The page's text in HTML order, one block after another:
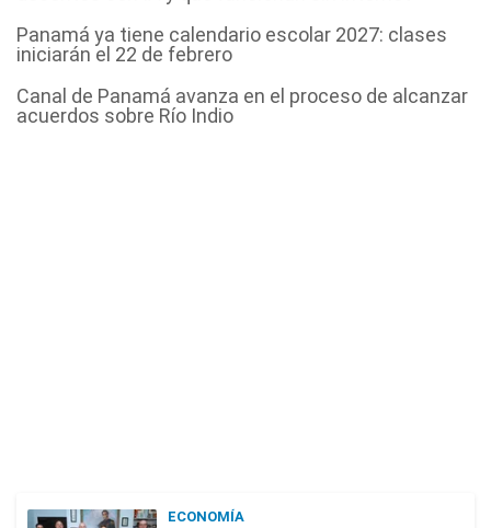
Panamá ya tiene calendario escolar 2027: clases
iniciarán el 22 de febrero
Canal de Panamá avanza en el proceso de alcanzar
acuerdos sobre Río Indio
ECONOMÍA